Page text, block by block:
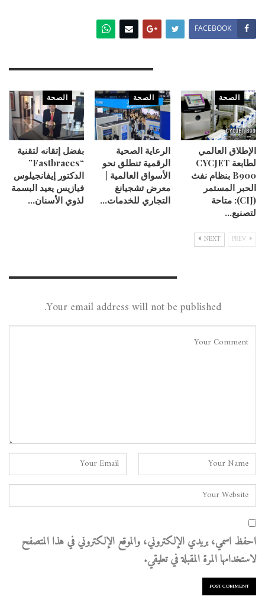
FACEBOOK
الصحة
الإطلاق العالمي
لطابعة CYCJET
B900 بنظام نفث
الحبر المستمر
(CIJ): متاحة
لتصنيع…
الصحة
الرعاية الصحية
الرقمية تنطلق نحو
الأسواق العالمية |
معرض تشجيانغ
التجاري للخدمات…
الصحة
بفضل إتقانه لتقنية
“Fastbraces”
الدكتور إيفانجيلوس
فيازيس يعيد البسمة
لذوي الأسنان…
NEXT
Your email address will not be published.
احفظ اسمي، بريدي الإلكتروني، والموقع الإلكتروني في هذا المتصفح
لاستخدامها المرة المقبلة في تعليقي.